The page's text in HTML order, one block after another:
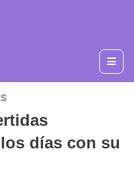
días con su